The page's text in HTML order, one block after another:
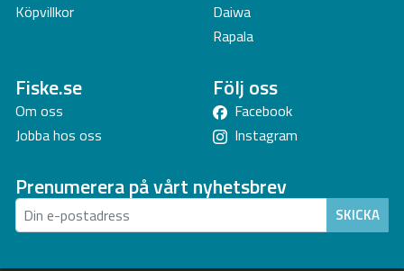
Köpvillkor
Daiwa
Rapala
Fiske.se
Om oss
Jobba hos oss
Följ oss
Facebook
Instagram
Prenumerera på vårt nyhetsbrev
SKICKA